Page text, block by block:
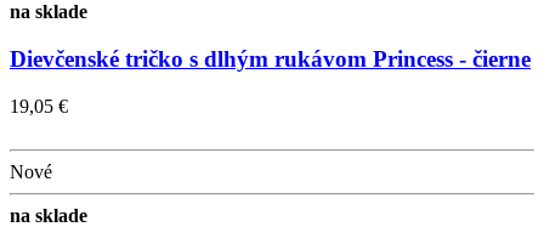
na sklade
Dievčenské tričko s dlhým rukávom Princess - čierne
19,05 €
Nové
na sklade